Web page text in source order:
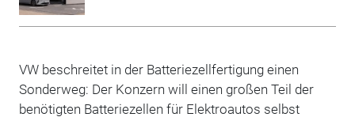
VW beschreitet in der Batteriezellfertigung einen
Sonderweg: Der Konzern will einen großen Teil der
benötigten Batteriezellen für Elektroautos selbst